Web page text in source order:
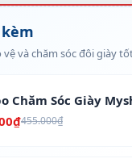
và chăm sóc đôi giày
Chăm Sóc Giày
455.000₫